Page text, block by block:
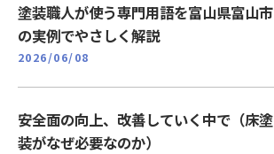
塗装職人が使う専門用語を富山県富山市
の実例でやさしく解説
2026/06/08
安全面の向上、改善していく中で（床塗
装がなぜ必要なのか）